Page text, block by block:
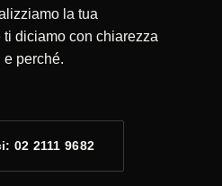
la tua
diciamo con chiarezza
e perché.
02 2111 9682